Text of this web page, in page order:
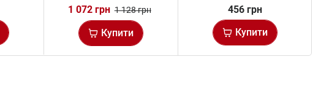
1 072 грн 1 128 грн
Купити
456 грн
Купити